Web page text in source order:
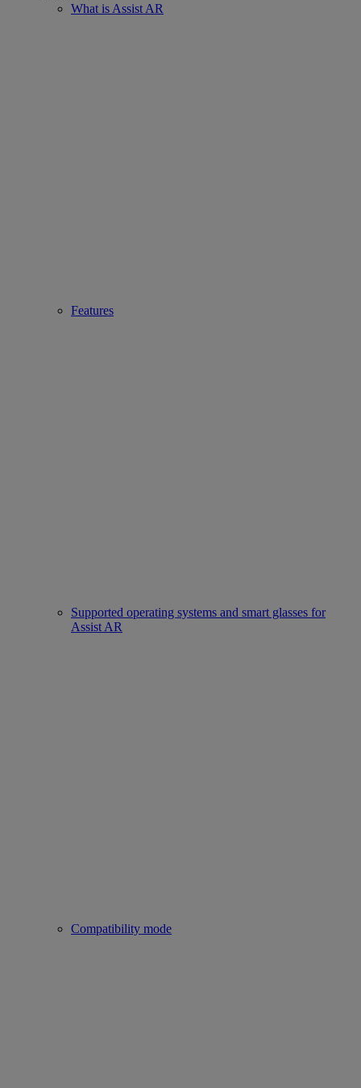
What is Assist AR
Features
Supported operating systems and smart glasses for
Assist AR
Compatibility mode